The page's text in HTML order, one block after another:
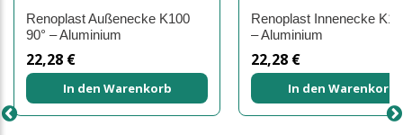
Renoplast Außenecke K100
90° – Aluminium
22,28 €
In den Warenkorb
Renoplast Innenecke
– Aluminium
22,28 €
In den Warenkorb